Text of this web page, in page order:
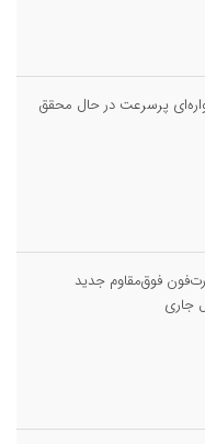
پرسرعت در حال محقق
فوق‌مقاوم جدید
جاری